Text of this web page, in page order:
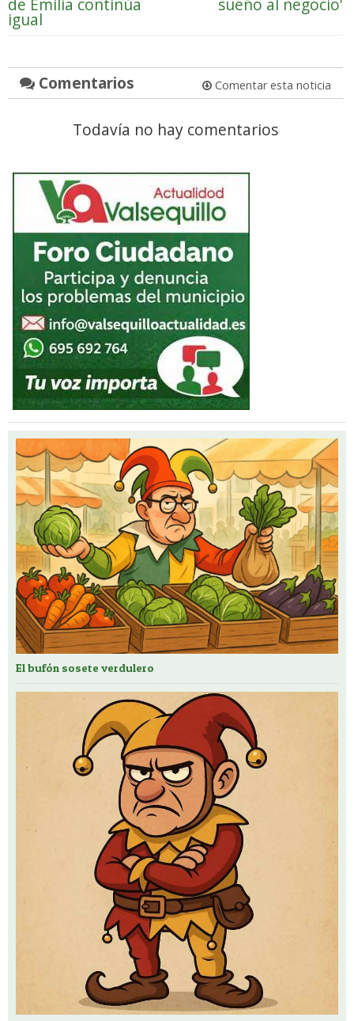
de Emilia continúa
igual
sueño al negocio'
Comentarios Comentar esta noticia
Todavía no hay comentarios
El bufón sosete verdulero